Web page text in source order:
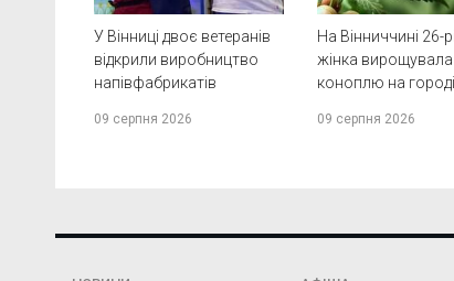
У Вінниці двоє ветеранів
відкрили виробництво
напівфабрикатів
09 серпня 2026
На Вінниччині 26-
жінка вирощувала
коноплю на городі
09 серпня 2026